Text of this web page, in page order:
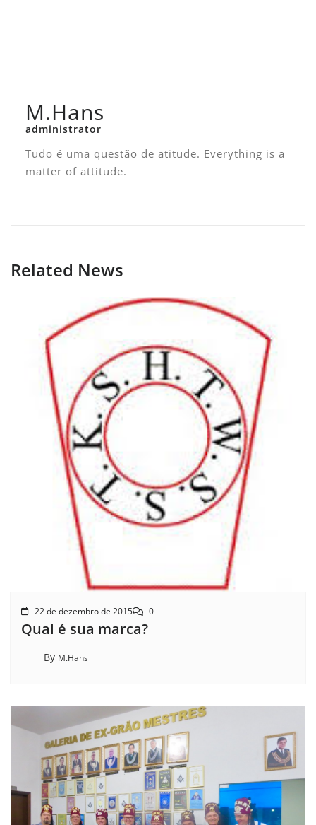
M.Hans
administrator
Tudo é uma questão de atitude. Everything is a
matter of attitude.
Related News
22 de dezembro de 2015 0
Qual é sua marca?
By M.Hans